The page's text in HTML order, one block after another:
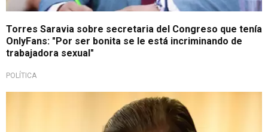
Torres Saravia sobre secretaria del Congreso que tenía
OnlyFans: "Por ser bonita se le está incriminando de
trabajadora sexual"
POLÍTICA